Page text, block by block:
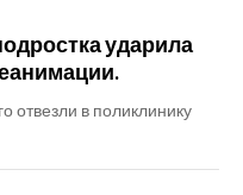
ударила
отвезли в поликлинику